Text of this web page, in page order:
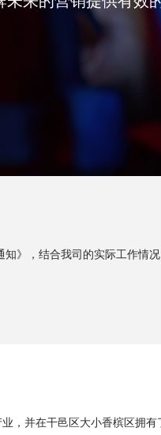
》，结合我司的实际工作情
，并在干邑区大小香槟区拥